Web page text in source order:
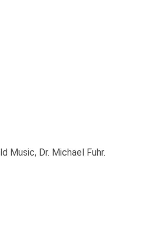
Music, Dr. Michael Fuhr.